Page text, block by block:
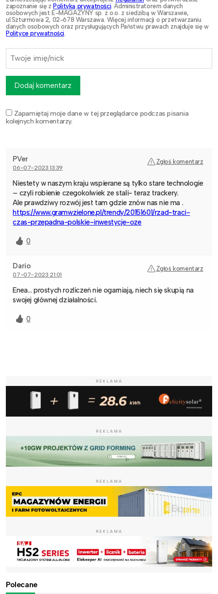
zapoznanie się zPolityką prywatności . Administratorem danych
osobowych jest E-MAGAZYNY sp. z o.o. z siedzibą w Warszawie,
ul.Szturmowa 2, 02-678 Warszawa. Więcej informacji o przetwarzaniu
danych osobowych oraz przysługujących Państwu prawach znajduje się w
Polityce prywatności
Zapamiętaj moje dane w tej przeglądarce podczas pisania
kolejnych komentarzy.
Dodaj komentarz
PVer
06-07-2023 13:39
Zgłoś komentarz
Niestety w naszym kraju wspierane są tylko stare technologie
– czyli robienie czegokolwiek ze stali- teraz trackery.
Ale prawdziwy rozwój jest tam gdzie znów nas nie ma .
https://www.gramwzielone.pl/trendy/20151601/rzad-traci-
czas-przepadna-polskie-inwestycje-oze
0
Dario
07-07-2023 21:01
Zgłoś komentarz
Enea… prostych rozliczeń nie ogarniają, niech się skupią na
swojej głównej działalności.
0
REKLAMA
REKLAMA
REKLAMA
REKLAMA
Polecane